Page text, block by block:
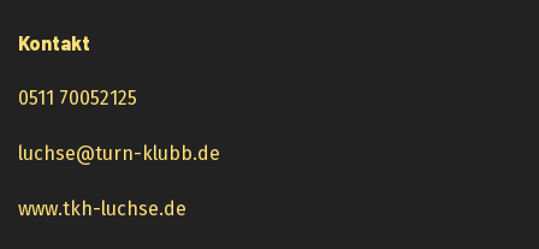
Kontakt
0511 70052125
luchse@turn-klubb.de
www.tkh-luchse.de